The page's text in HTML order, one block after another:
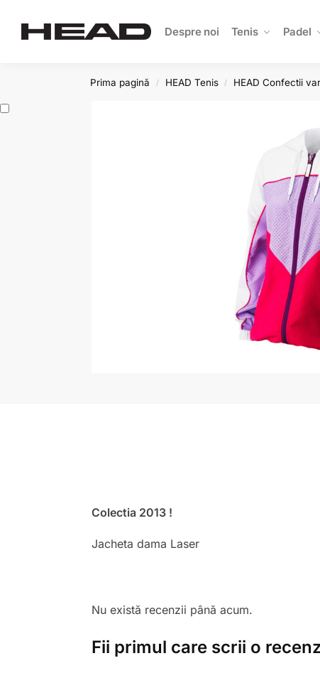
Despre noi Tenis Padel
Search
Prima pagină / HEAD Tenis / HEAD Confectii
Colectia 2013 !
Jacheta dama Laser
Nu există recenzii până acum.
Fii primul care scrii o